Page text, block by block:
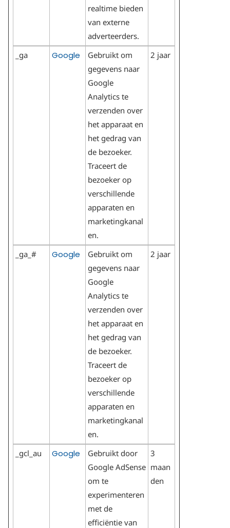
realtime bieden
van externe
adverteerders.
_ga Google
Gebruikt om
gegevens naar
Google
Analytics te
verzenden over
het apparaat en
het gedrag van
de bezoeker.
Traceert de
bezoeker op
verschillende
apparaten en
marketingkanal
en.
2 jaar
_ga_# Google
Gebruikt om
gegevens naar
Google
Analytics te
verzenden over
het apparaat en
het gedrag van
de bezoeker.
Traceert de
bezoeker op
verschillende
apparaten en
marketingkanal
en.
2 jaar
_gcl_au Google
Gebruikt door
Google AdSense
om te
experimenteren
met de
efficiëntie van
3
maan
den